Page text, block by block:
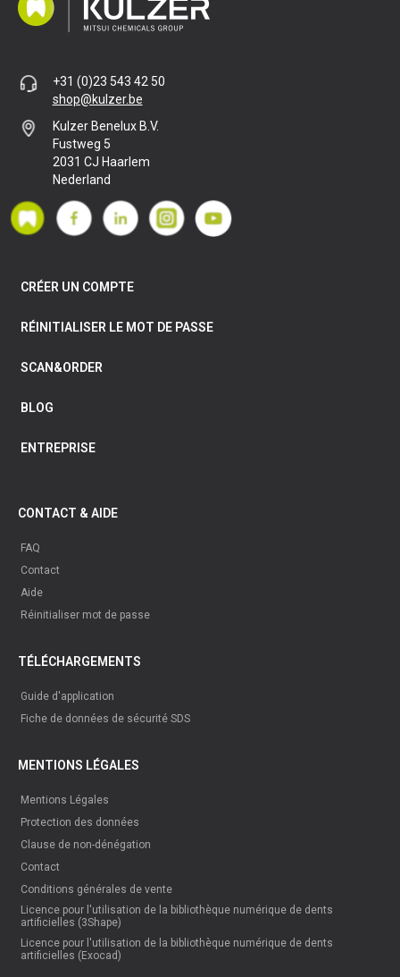
+31 (0)23 543 42 50
shop@kulzer.be
Kulzer Benelux B.V.
Fustweg 5
2031 CJ Haarlem
Nederland
CRÉER UN COMPTE
RÉINITIALISER LE MOT DE PASSE
SCAN&ORDER
BLOG
ENTREPRISE
CONTACT & AIDE
FAQ
Contact
Aide
Réinitialiser mot de passe
TÉLÉCHARGEMENTS
Guide d'application
Fiche de données de sécurité SDS
MENTIONS LÉGALES
Mentions Légales
Protection des données
Clause de non-dénégation
Contact
Conditions générales de vente
Licence pour l'utilisation de la bibliothèque numérique de dents
artificielles (3Shape)
Licence pour l'utilisation de la bibliothèque numérique de dents
artificielles (Exocad)